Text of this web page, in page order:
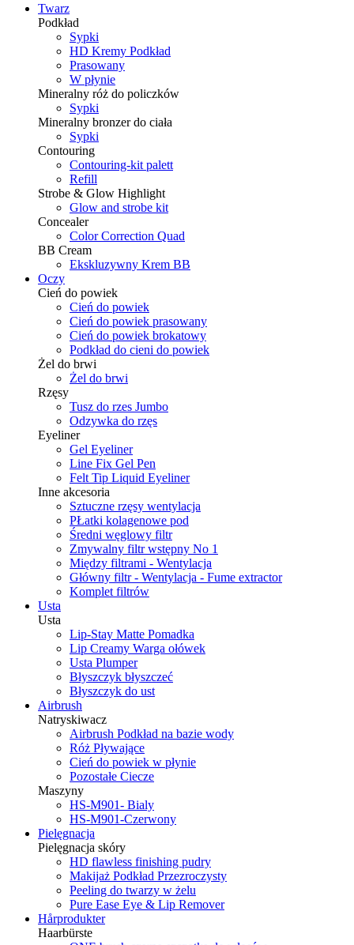
Twarz
Podkład
Sypki
HD Kremy Podkład
Prasowany
W płynie
Mineralny róż do policzków
Sypki
Mineralny bronzer do ciała
Sypki
Contouring
Contouring-kit palett
Refill
Strobe & Glow Highlight
Glow and strobe kit
Concealer
Color Correction Quad
BB Cream
Ekskluzywny Krem BB
Oczy
Cień do powiek
Cień do powiek
Cień do powiek prasowany
Cień do powiek brokatowy
Podkład do cieni do powiek
Żel do brwi
Żel do brwi
Rzęsy
Tusz do rzes Jumbo
Odzywka do rzęs
Eyeliner
Gel Eyeliner
Line Fix Gel Pen
Felt Tip Liquid Eyeliner
Inne akcesoria
Sztuczne rzęsy wentylacja
PŁatki kolagenowe pod
Średni węglowy filtr
Zmywalny filtr wstępny No 1
Między filtrami - Wentylacja
Główny filtr - Wentylacja - Fume extractor
Komplet filtrów
Usta
Usta
Lip-Stay Matte Pomadka
Lip Creamy Warga ołówek
Usta Plumper
Błyszczyk błyszczeć
Błyszczyk do ust
Airbrush
Natryskiwacz
Airbrush Podkład na bazie wody
Róż Pływające
Cień do powiek w płynie
Pozostałe Ciecze
Maszyny
HS-M901- Bialy
HS-M901-Czerwony
Pielęgnacja
Pielęgnacja skóry
HD flawless finishing pudry
Makijaż Podkład Przezroczysty
Peeling do twarzy w żelu
Pure Ease Eye & Lip Remover
Hårprodukter
Haarbürste